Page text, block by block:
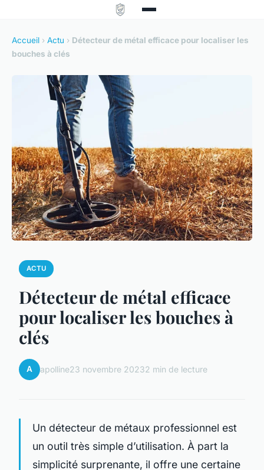
Accueil › Actu › Détecteur de métal efficace pour localiser les
bouches à clés
ACTU
Détecteur de métal efficace
pour localiser les bouches à
clés
A apolline23 novembre 20232 min de lecture
Un détecteur de métaux professionnel est
un outil très simple d’utilisation. À part la
simplicité surprenante, il offre une certaine